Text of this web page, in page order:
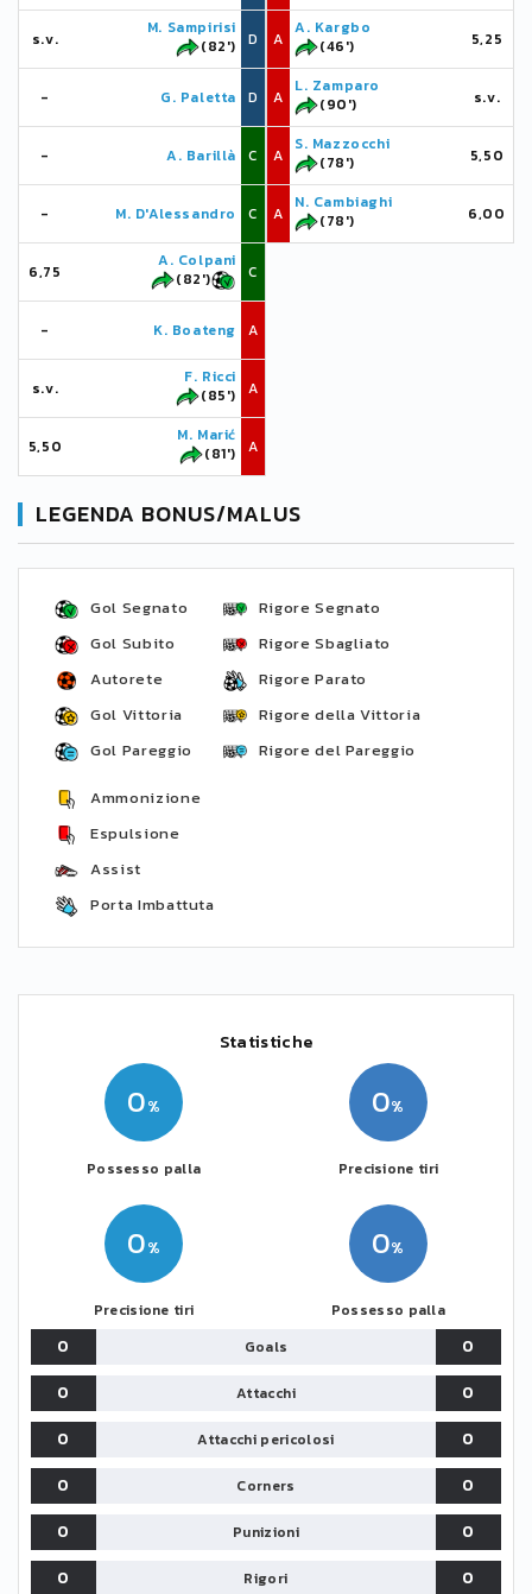
s.v.
M. Sampirisi
(82')
D
- G. Paletta D
- A. Barillà C
- M. D'Alessandro C
6,75
A. Colpani
(82')
C
- K. Boateng A
s.v.
F. Ricci
(85')
A
5,50
M. Marić
(81')
A
A
A. Kargbo
(46')
5,25
A
L. Zamparo
(90')
s.v.
A
S. Mazzocchi
(78')
5,50
A
N. Cambiaghi
(78')
6,00
LEGENDA BONUS/MALUS
Gol Segnato
Gol Subito
Autorete
Gol Vittoria
Gol Pareggio
Rigore Segnato
Rigore Sbagliato
Rigore Parato
Rigore della Vittoria
Rigore del Pareggio
Ammonizione
Espulsione
Assist
Porta Imbattuta
Statistiche
0
Possesso palla
0
Precisione tiri
0
Possesso palla
0
Precisione tiri
0 Goals
0
0
Attacchi
0
0
Attacchi pericolosi
0
0
Corners
0
0
Punizioni
0
0
Rigori 0